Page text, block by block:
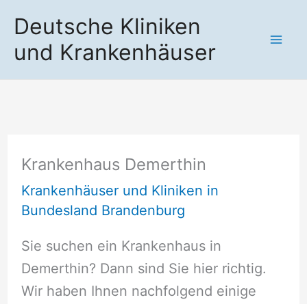
Inhalt
springen
Deutsche Kliniken
und Krankenhäuser
Krankenhaus Demerthin
Krankenhäuser und Kliniken in
Bundesland Brandenburg
Sie suchen ein Krankenhaus in
Demerthin? Dann sind Sie hier richtig.
Wir haben Ihnen nachfolgend einige